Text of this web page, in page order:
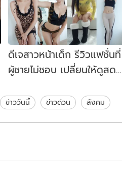
ดีเจสาวหน้าเด็ก รีวิวแฟชั่นที่
ผู้ชายไม่ชอบ เปลี่ยนให้ดูสดๆ
ข่าววันนี้ ข่าวด่วน สังคม